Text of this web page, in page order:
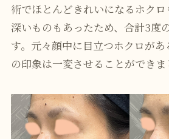
術でほとんどきれいになるホク
深いものもあったため、合計3度
す。元々顔中に目立つホクロが
の印象は一変させることができま